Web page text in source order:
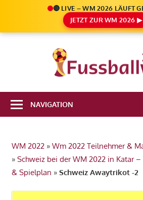
🔴 LIVE – WM 2026 LÄUFT
JETZT ZUR WM 2026 ▶
Infos
Katar
NAVIGATION
WM 2022» Wm 2022 Teilnehmer &
» Schweiz bei der WM 2022 in Katar
& Spielplan » Schweiz Awaytrikot -2